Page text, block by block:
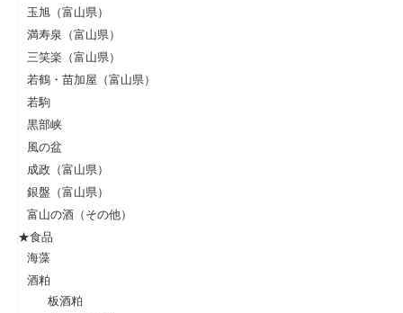
玉旭（富山県）
満寿泉（富山県）
三笑楽（富山県）
若鶴・苗加屋（富山県）
若駒
黒部峡
風の盆
成政（富山県）
銀盤（富山県）
富山の酒（その他）
★食品
海藻
酒粕
板酒粕